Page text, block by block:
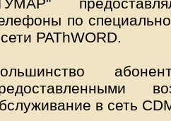
по
PAThWORD.
в сеть